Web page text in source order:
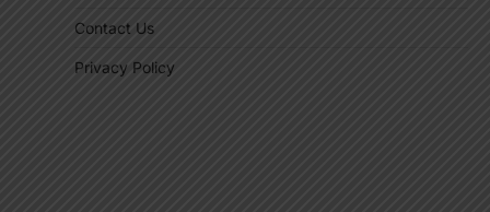
Contact Us
Privacy Policy